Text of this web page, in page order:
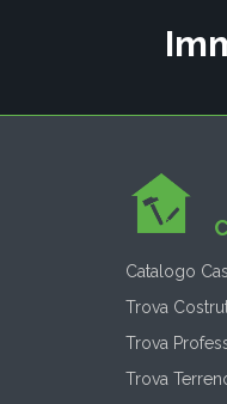
Catalogo
Trova
Trova
Trova